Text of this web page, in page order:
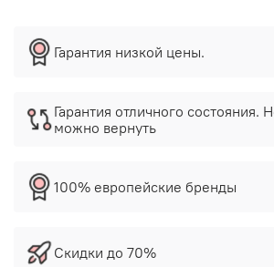
Гарантия низкой цены.
Гарантия отличного состояния.
можно вернуть
100% европейские бренды
Скидки до 70%